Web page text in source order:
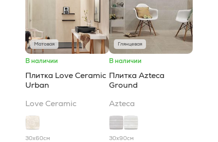
Матовая
В наличии
Плитка Love Ceramic
Urban
Love Ceramic
30x60см
Глянцевая
В наличии
Плитка Azteca
Ground
Azteca
30x90см